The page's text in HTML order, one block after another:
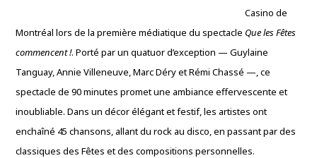
Casino de
Montréal lors de la première médiatique du spectacle Que les Fêtes
commencent !. Porté par un quatuor d’exception — Guylaine
Tanguay, Annie Villeneuve, Marc Déry et Rémi Chassé —, ce
spectacle de 90 minutes promet une ambiance effervescente et
inoubliable. Dans un décor élégant et festif, les artistes ont
enchaîné 45 chansons, allant du rock au disco, en passant par des
classiques des Fêtes et des compositions personnelles.